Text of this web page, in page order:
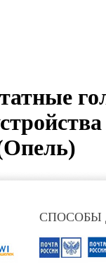
СПОСОБЫ